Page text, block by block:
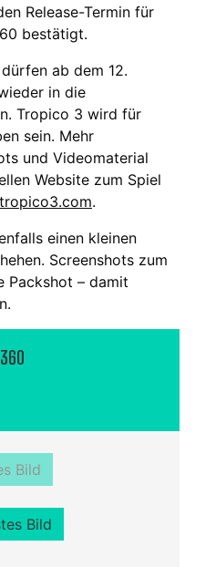
Release-Termin für
bestätigt.
ab dem 12.
in die
Tropico 3 wird für
sein. Mehr
und Videomaterial
Website zum Spiel
.
einen kleinen
Screenshots zum
Packshot – damit
Bild
Bild